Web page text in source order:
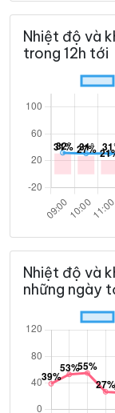
Nhiệt độ và
trong 12h tới
Nhiệt độ và
những ngày